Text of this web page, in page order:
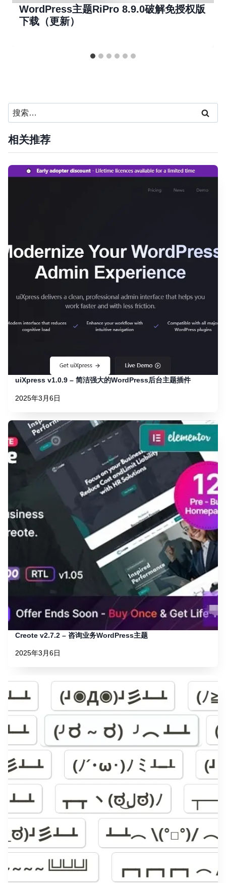
WordPress主题RiPro 8.9.0破解免授权版
下载（更新）
搜
索：
相关推荐
uiXpress v1.0.9 – 简洁强大的WordPress后台主题插件
2025年3月6日
Creote v2.7.2 – 咨询业务WordPress主题
2025年3月6日